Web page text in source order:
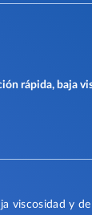
rápida, baja
viscosidad y